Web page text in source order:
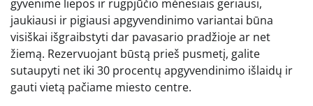
gyvenime liepos ir rugpjūčio mėnesiais geriausi,
jaukiausi ir pigiausi apgyvendinimo variantai būna
visiškai išgraibstyti dar pavasario pradžioje ar net
žiemą. Rezervuojant būstą prieš pusmetį, galite
sutaupyti net iki 30 procentų apgyvendinimo išlaidų ir
gauti vietą pačiame miesto centre.